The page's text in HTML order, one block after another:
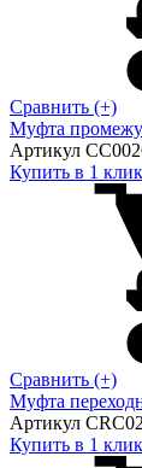
Сравнить (+)
Муфта
Артикул
Купить в 1 клик
Сравнить (+)
Муфта
Артикул
Купить в 1 клик